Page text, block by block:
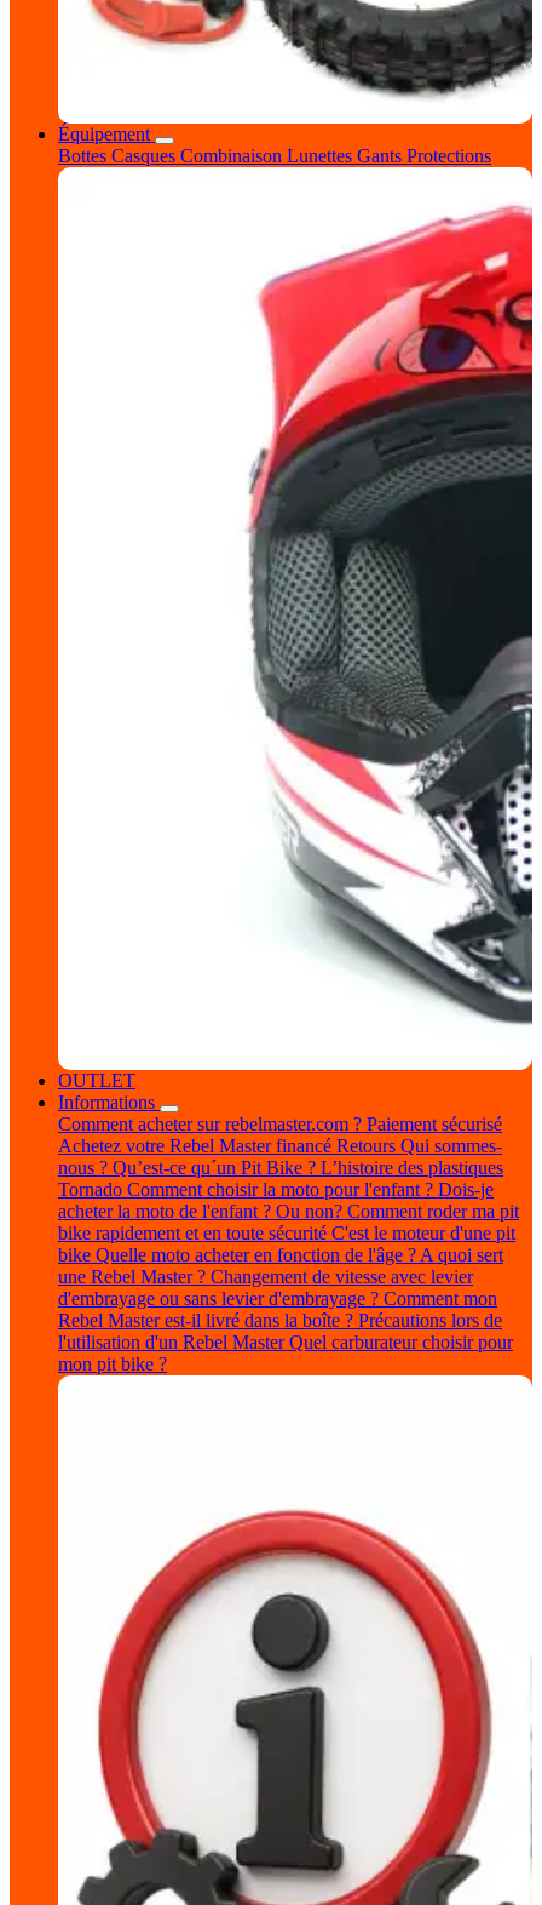
Équipement
Bottes Casques Combinaison Lunettes Gants Protections
OUTLET
Informations
Comment acheter sur rebelmaster.com ? Paiement sécurisé
Achetez votre Rebel Master financé Retours Qui sommes-
nous ? Qu’est-ce qu´un Pit Bike ? L’histoire des plastiques
Tornado Comment choisir la moto pour l'enfant ? Dois-je
acheter la moto de l'enfant ? Ou non? Comment roder ma pit
bike rapidement et en toute sécurité C'est le moteur d'une pit
bike Quelle moto acheter en fonction de l'âge ? A quoi sert
une Rebel Master ? Changement de vitesse avec levier
d'embrayage ou sans levier d'embrayage ? Comment mon
Rebel Master est-il livré dans la boîte ? Précautions lors de
l'utilisation d'un Rebel MasterQuel carburateur choisir pour
mon pit bike ?